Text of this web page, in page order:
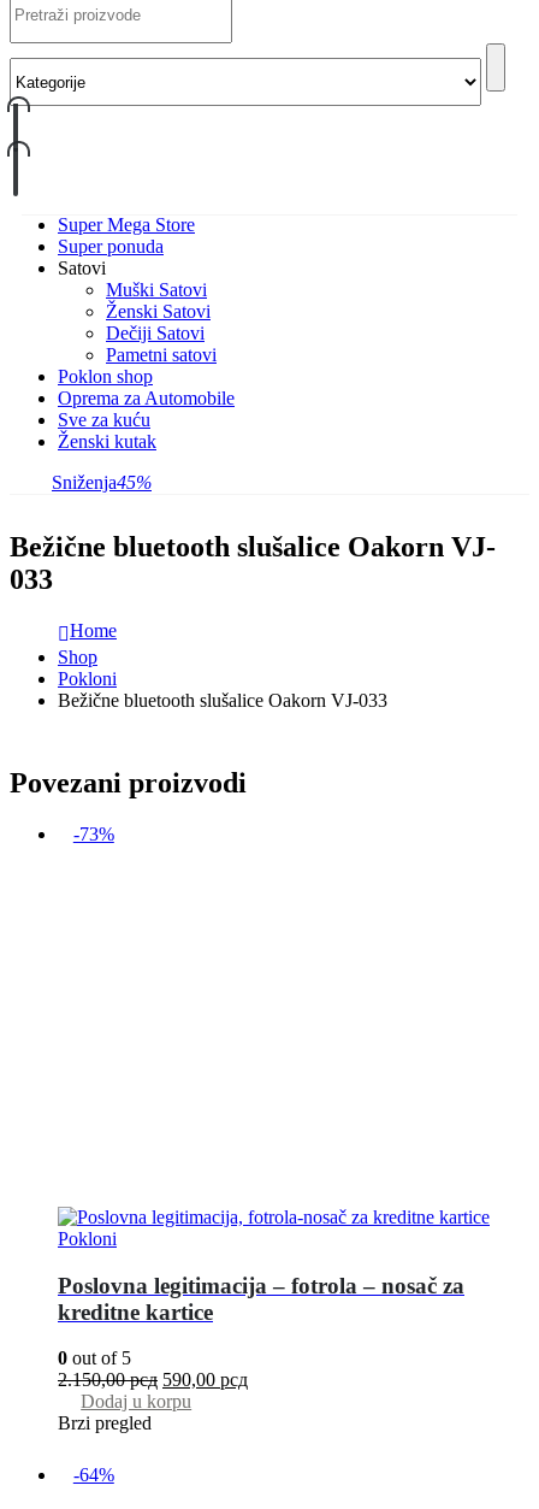
Super Mega Store
Super ponuda
Satovi
Muški Satovi
Ženski Satovi
Dečiji Satovi
Pametni satovi
Poklon shop
Oprema za Automobile
Sve za kuću
Ženski kutak
Sniženja45%
Bežične bluetooth slušalice Oakorn VJ-
033
Home
Shop
Pokloni
Bežične bluetooth slušalice Oakorn VJ-033
Povezani proizvodi
-73%
Pokloni
Poslovna legitimacija – fotrola – nosač za
kreditne kartice
0 out of 5
2.150,00рсд 590,00 рсд
Dodaj u korpu
Brzi pregled
-64%